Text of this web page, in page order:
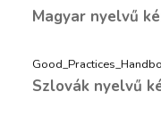
Magyar nyelvű
Szlovák nyelvű